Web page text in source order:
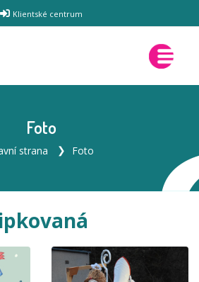
Klientské centrum
Foto
strana Foto